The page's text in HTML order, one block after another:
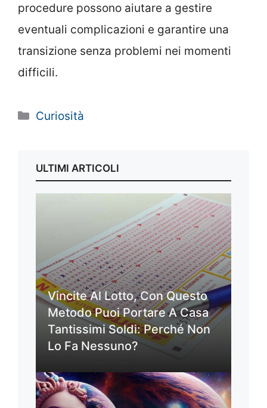
procedure possono aiutare a gestire
eventuali complicazioni e garantire una
transizione senza problemi nei momenti
difficili.
Categorie
Curiosità
ULTIMI ARTICOLI
Vincite Al Lotto, Con Questo
Metodo Puoi Portare A Casa
Tantissimi Soldi: Perché Non
Lo Fa Nessuno?